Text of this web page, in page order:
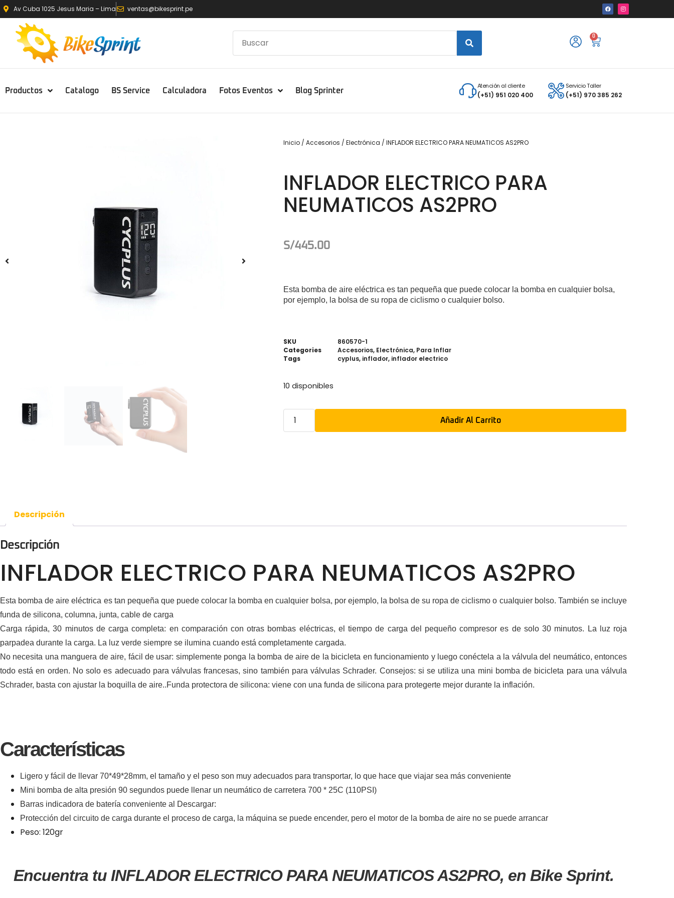
Av Cuba 1025 Jesus Maria – Lima ventas@bikesprint.pe
0
Productos Catalogo BS Service Calculadora Fotos Eventos Blog Sprinter
Atención al cliente
(+51) 951 020 400
Servicio Taller
(+51) 970 385 262
Inicio / Accesorios / Electrónica / INFLADOR ELECTRICO PARA NEUMATICOS AS2PRO
INFLADOR ELECTRICO PARA
NEUMATICOS AS2PRO
S/445.00
Esta bomba de aire eléctrica es tan pequeña que puede colocar la bomba en cualquier bolsa,
por ejemplo, la bolsa de su ropa de ciclismo o cualquier bolso.
SKU
860570-1
Categories
Accesorios, Electrónica, Para Inflar
Tags
cyplus, inflador, inflador electrico
10 disponibles
Añadir Al Carrito
Descripción
Descripción
INFLADOR ELECTRICO PARA NEUMATICOS AS2PRO
Esta bomba de aire eléctrica es tan pequeña que puede colocar la bomba en cualquier bolsa, por ejemplo, la bolsa de su ropa de ciclismo o cualquier bolso. También se incluye
funda de silicona, columna, junta, cable de carga
Carga rápida, 30 minutos de carga completa: en comparación con otras bombas eléctricas, el tiempo de carga del pequeño compresor es de solo 30 minutos. La luz roja
parpadea durante la carga. La luz verde siempre se ilumina cuando está completamente cargada.
No necesita una manguera de aire, fácil de usar: simplemente ponga la bomba de aire de la bicicleta en funcionamiento y luego conéctela a la válvula del neumático, entonces
todo está en orden. No solo es adecuado para válvulas francesas, sino también para válvulas Schrader. Consejos: si se utiliza una mini bomba de bicicleta para una válvula
Schrader, basta con ajustar la boquilla de aire..Funda protectora de silicona: viene con una funda de silicona para protegerte mejor durante la inflación.
Características
Ligero y fácil de llevar 70*49*28mm, el tamaño y el peso son muy adecuados para transportar, lo que hace que viajar sea más conveniente
Mini bomba de alta presión 90 segundos puede llenar un neumático de carretera 700 * 25C (110PSI)
Barras indicadora de batería conveniente al Descargar:
Protección del circuito de carga durante el proceso de carga, la máquina se puede encender, pero el motor de la bomba de aire no se puede arrancar
Peso: 120gr
Encuentra tu INFLADOR ELECTRICO PARA NEUMATICOS AS2PRO, en Bike Sprint.